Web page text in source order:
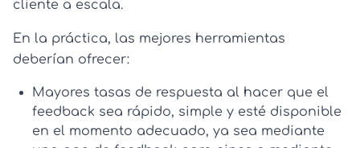
cliente a escala.
En la práctica, las mejores herramientas
deberían ofrecer:
Mayores tasas de respuesta al hacer que el
feedback sea rápido, simple y esté disponible
en el momento adecuado, ya sea mediante